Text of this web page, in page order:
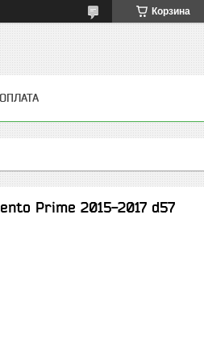
Корзина
Prime 2015-2017 d57